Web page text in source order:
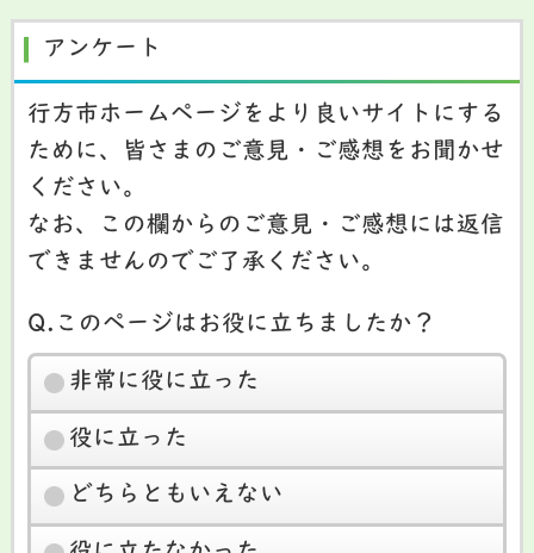
アンケート
行方市ホームページをより良いサイトにする
ために、皆さまのご意見・ご感想をお聞かせ
ください。
なお、この欄からのご意見・ご感想には返信
できませんのでご了承ください。
Q.このページはお役に立ちましたか？
非常に役に立った
役に立った
どちらともいえない